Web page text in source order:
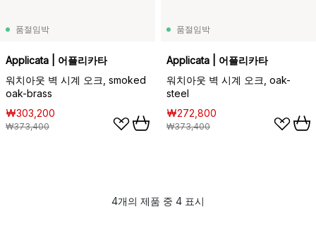
품절임박
Applicata | 어플리카타
워치아웃 벽 시계 오크, smoked
oak-brass
₩303,200
₩373,400
품절임박
Applicata | 어플리카타
워치아웃 벽 시계 오크, oak-
steel
₩272,800
₩373,400
4개의 제품 중 4 표시